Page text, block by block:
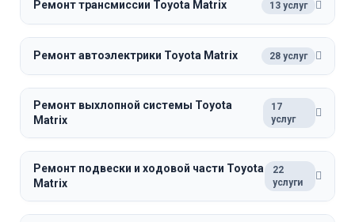
Ремонт трансмиссии Toyota Matrix 13 услуг
Ремонт автоэлектрики Toyota Matrix 28 услуг
Ремонт выхлопной системы Toyota
Matrix
17
услуг
Ремонт подвески и ходовой части Toyota
Matrix
22
услуги